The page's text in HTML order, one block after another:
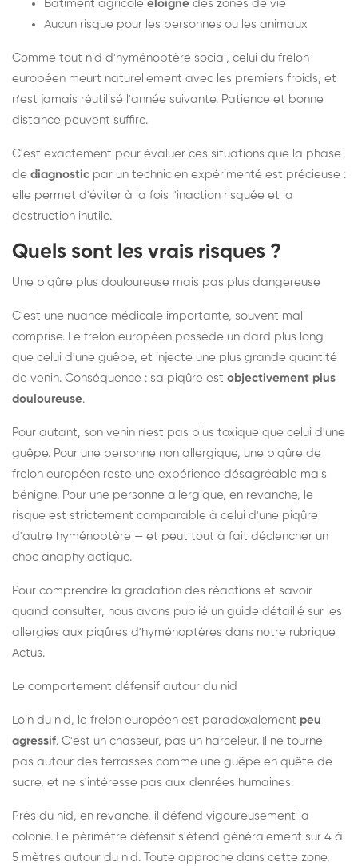
Bâtiment agricole éloigné des zones de vie
Aucun risque pour les personnes ou les animaux
Comme tout nid d'hyménoptère social, celui du frelon
européen meurt naturellement avec les premiers froids, et
n'est jamais réutilisé l'année suivante. Patience et bonne
distance peuvent suffire.
C'est exactement pour évaluer ces situations que la phase
de diagnostic par un technicien expérimenté est précieuse :
elle permet d'éviter à la fois l'inaction risquée et la
destruction inutile.
Quels sont les vrais risques ?
Une piqûre plus douloureuse mais pas plus dangereuse
C'est une nuance médicale importante, souvent mal
comprise. Le frelon européen possède un dard plus long
que celui d'une guêpe, et injecte une plus grande quantité
de venin. Conséquence : sa piqûre est objectivement plus
douloureuse.
Pour autant, son venin n'est pas plus toxique que celui d'une
guêpe. Pour une personne non allergique, une piqûre de
frelon européen reste une expérience désagréable mais
bénigne. Pour une personne allergique, en revanche, le
risque est strictement comparable à celui d'une piqûre
d'autre hyménoptère — et peut tout à fait déclencher un
choc anaphylactique.
Pour comprendre la gradation des réactions et savoir
quand consulter, nous avons publié un guide détaillé sur les
allergies aux piqûres d'hyménoptères dans notre rubrique
Actus.
Le comportement défensif autour du nid
Loin du nid, le frelon européen est paradoxalement peu
agressif. C'est un chasseur, pas un harceleur. Il ne tourne
pas autour des terrasses comme une guêpe en quête de
sucre, et ne s'intéresse pas aux denrées humaines.
Près du nid, en revanche, il défend vigoureusement la
colonie. Le périmètre défensif s'étend généralement sur 4 à
5 mètres autour du nid. Toute approche dans cette zone,